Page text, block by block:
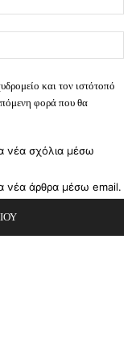
και τον ιστότοπό
φορά που θα
νέα σχόλια μέσω
νέα άρθρα μέσω email.